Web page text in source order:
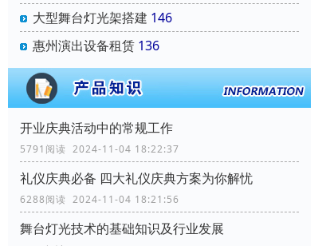
大型舞台灯光架搭建 146
惠州演出设备租赁 136
开业庆典活动中的常规工作
5791阅读 2024-11-04 18:22:37
礼仪庆典必备 四大礼仪庆典方案为你解忧
6288阅读 2024-11-04 18:21:56
舞台灯光技术的基础知识及行业发展